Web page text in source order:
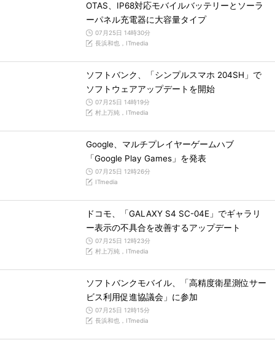
OTAS、IP68対応モバイルバッテリーとソーラ
ーパネル充電器に大容量タイプ
07月25日 14時30分
長浜和也，ITmedia
ソフトバンク、「シンプルスマホ 204SH」で
ソフトウェアアップデートを開始
07月25日 14時19分
村上万純，ITmedia
Google、マルチプレイヤーゲームハブ
「Google Play Games」を発表
07月25日 12時26分
ITmedia
ドコモ、「GALAXY S4 SC-04E」でギャラリ
ー表示の不具合を改善するアップデート
07月25日 12時23分
村上万純，ITmedia
ソフトバンクモバイル、「高精度衛星測位サー
ビス利用促進協議会」に参加
07月25日 12時15分
長浜和也，ITmedia